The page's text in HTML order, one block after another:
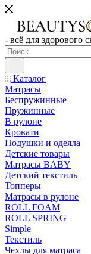
- всё для здорового
Каталог
Матрасы
Беспружинные
Пружинные
В рулоне
Кровати
Подушки и одеяла
Детские товары
Матрасы BABY
Детский текстиль
Топперы
Матрасы в рулоне
ROLL FOAM
ROLL SPRING
Simple
Текстиль
Чехлы для матраса